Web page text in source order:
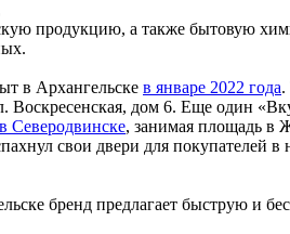
продукцию, а также бытовую
в Архангельске в январе 2022 года.
Воскресенская, дом 6. Еще один
в Северодвинске, занимая площадь в
свои двери для покупателей в
бренд предлагает быструю и